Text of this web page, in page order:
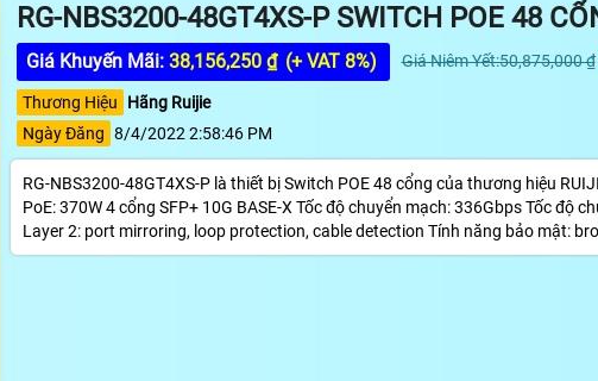
RG-NBS3200-48GT4XS-P SWITCH POE 48
Giá Khuyến Mãi: 38,156,250 ₫ (+ VAT 8%) Giá Niêm Yết:50,875,000 ₫
Thương Hiệu
Hãng Ruijie
Ngày Đăng 8/4/2022 2:58:46 PM
RG-NBS3200-48GT4XS-P là thiết bị Switch POE 48 cổng của thương hiệu
PoE: 370W 4 cổng SFP+ 10G BASE-X Tốc độ chuyển mạch: 336Gbps Tốc độ
Layer 2: port mirroring, loop protection, cable detection Tính năng bảo mật: